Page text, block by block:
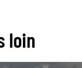
loin